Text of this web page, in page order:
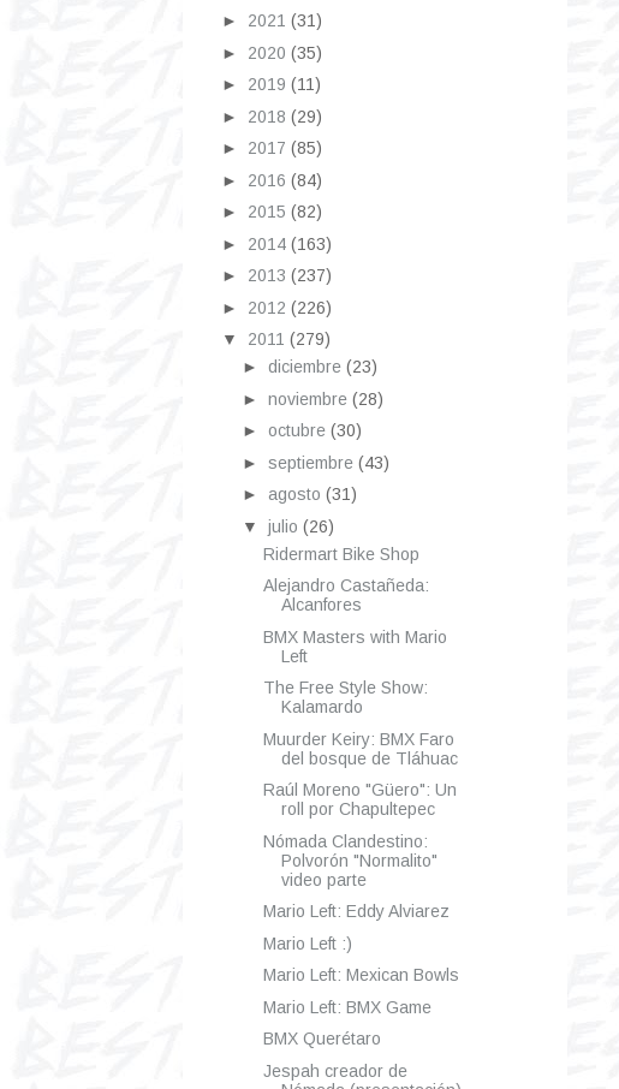
► 2021 (31)
► 2020 (35)
► 2019 (11)
► 2018 (29)
► 2017 (85)
► 2016 (84)
► 2015 (82)
► 2014 (163)
► 2013 (237)
► 2012 (226)
▼ 2011 (279)
► diciembre (23)
► noviembre (28)
► octubre (30)
► septiembre (43)
► agosto (31)
▼ julio (26)
Ridermart Bike Shop
Alejandro Castañeda:
Alcanfores
BMX Masters with Mario
Left
The Free Style Show:
Kalamardo
Muurder Keiry: BMX Faro
del bosque de Tláhuac
Raúl Moreno "Güero": Un
roll por Chapultepec
Nómada Clandestino:
Polvorón "Normalito"
video parte
Mario Left: Eddy Alviarez
Mario Left :)
Mario Left: Mexican Bowls
Mario Left: BMX Game
BMX Querétaro
Jespah creador de